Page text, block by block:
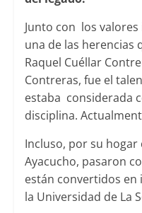
Junto con los
una de las herencias
Raquel Cuéllar
Contreras, fue el
estaba considerada
disciplina.
Incluso, por su hogar
Ayacucho, pasaron
están convertidos
la Universidad de La